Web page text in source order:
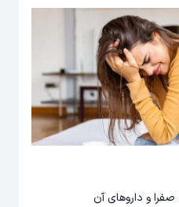
و داروهای آن